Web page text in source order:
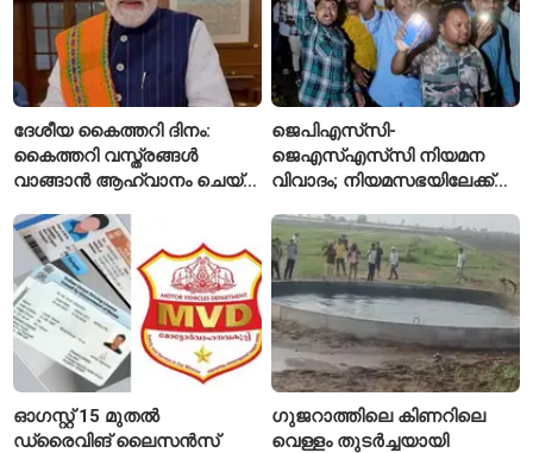
ദേശീയ കൈത്തറി ദിനം:
കൈത്തറി വസ്ത്രങ്ങൾ
വാങ്ങാൻ ആഹ്വാനം ചെയ്ത്
ജെപിഎസ്‌സി-
ജെഎസ്എസ്‌സി നിയമന
വിവാദം; നിയമസഭയിലേക്ക്
ഓഗസ്റ്റ് 15 മുതൽ
ഡ്രൈവിങ് ലൈസൻസ്
ഗുജറാത്തിലെ കിണറിലെ
വെള്ളം തുടർച്ചയായി